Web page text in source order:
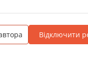
Відключити